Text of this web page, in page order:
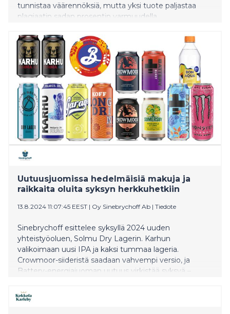
tunnistaa väärennöksiä, mutta yksi tuote paljastaa
plagiaatin sadan prosentin varmuudella.
Uutuusjuomissa hedelmäisiä makuja ja
raikkaita oluita syksyn herkkuhetkiin
13.8.2024 11:07:45 EEST | Oy Sinebrychoff Ab | Tiedote
Sinebrychoff esittelee syksyllä 2024 uuden
yhteistyöoluen, Solmu Dry Lagerin. Karhun
valikoimaan uusi IPA ja kaksi tummaa lageria.
Crowmoor-siideristä saadaan vahvempi versio, ja
Battery-energiajuoman uutuus virkistää syksyä –
uutuusjuomat esittelyssä laajemmin
https://sinebrychoff.fi/newsroom